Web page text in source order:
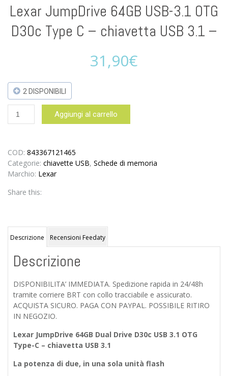
Lexar JumpDrive 64GB USB-3.1 OTG
D30c Type C – chiavetta USB 3.1 –
31,90€
2 DISPONIBILI
Lexar
JumpDrive
3.1
OTG
D30c
C
USB
3.1
quantità
Aggiungi al carrello
COD: 843367121465
Categorie: chiavette USB, Schede di memoria
Marchio: Lexar
Share this:
Descrizione Recensioni Feedaty
Descrizione
DISPONIBILITA’ IMMEDIATA. Spedizione rapida in 24/48h
tramite corriere BRT con collo tracciabile e assicurato.
ACQUISTA SICURO. PAGA CON PAYPAL. POSSIBILE RITIRO
IN NEGOZIO.
Lexar JumpDrive 64GB Dual Drive D30c USB 3.1 OTG
Type-C – chiavetta USB 3.1
La potenza di due, in una sola unità flash